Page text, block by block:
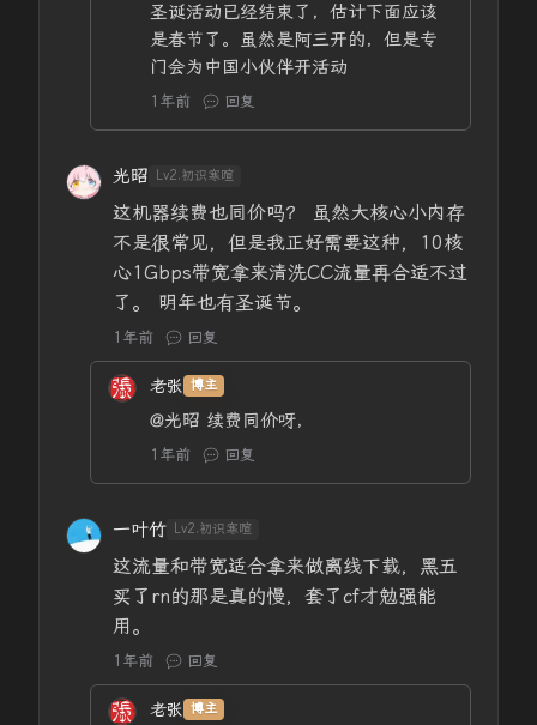
圣诞活动已经结束了，估计下面应该
是春节了。虽然是阿三开的，但是专
门会为中国小伙伴开活动
1年前 回复
光昭 Lv2.初识寒暄
这机器续费也同价吗？ 虽然大核心小内存
不是很常见，但是我正好需要这种，10核
心1Gbps带宽拿来清洗CC流量再合适不过
了。 明年也有圣诞节。
1年前 回复
老张 博主
@光昭 续费同价呀，
1年前 回复
一叶竹 Lv2.初识寒暄
这流量和带宽适合拿来做离线下载，黑五
买了rn的那是真的慢，套了cf才勉强能
用。
1年前 回复
老张 博主